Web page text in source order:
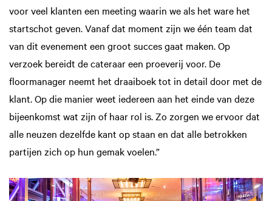
voor veel klanten een meeting waarin we als het ware het
startschot geven. Vanaf dat moment zijn we één team dat
van dit evenement een groot succes gaat maken. Op
verzoek bereidt de cateraar een proeverij voor. De
floormanager neemt het draaiboek tot in detail door met de
klant. Op die manier weet iedereen aan het einde van deze
bijeenkomst wat zijn of haar rol is. Zo zorgen we ervoor dat
alle neuzen dezelfde kant op staan en dat alle betrokken
partijen zich op hun gemak voelen.”